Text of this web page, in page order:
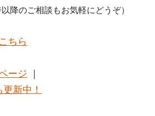
以降のご相談もお気軽にどうぞ）
ちら
ージ ｜
新中！